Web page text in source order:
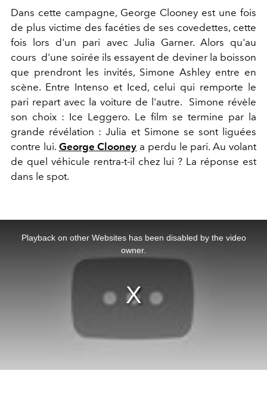
Dans cette campagne, George Clooney est une fois
de plus victime des facéties de ses covedettes, cette
fois lors d'un pari avec Julia Garner. Alors qu'au
cours d'une soirée ils essayent de deviner la boisson
que prendront les invités, Simone Ashley entre en
scène. Entre Intenso et Iced, celui qui remporte le
pari repart avec la voiture de l'autre. Simone révèle
son choix : Ice Leggero. Le film se termine par la
grande révélation : Julia et Simone se sont liguées
contre lui. George Clooney a perdu le pari. Au volant
de quel véhicule rentra-t-il chez lui ? La réponse est
dans le spot.
Playback on other Websites has been disabled by the video
owner.